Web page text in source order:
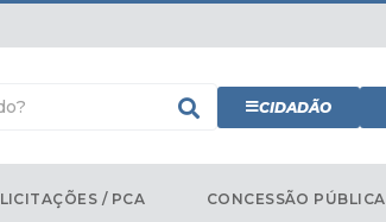
CIDADÃO
LICITAÇÕES / PCA CONCESSÃO PÚBLICA